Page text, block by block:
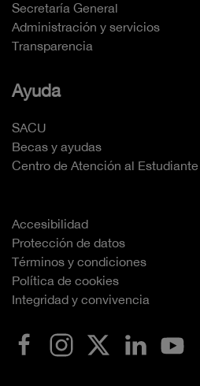
Secretaría General
Administración y servicios
Transparencia
Ayuda
SACU
Becas y ayudas
Centro de Atención al Estudiante
Accesibilidad
Protección de datos
Términos y condiciones
Política de cookies
Integridad y convivencia